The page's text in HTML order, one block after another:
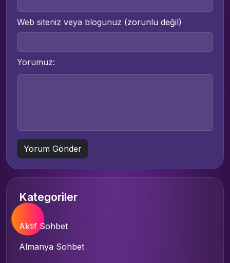
Web siteniz veya blogunuz (zorunlu değil)
Yorumuz:
Kategoriler
Aktif Sohbet
Almanya Sohbet